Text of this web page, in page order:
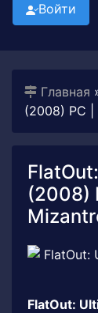
Войти
Главная
(2008) PC |
(2008)
FlatOut: